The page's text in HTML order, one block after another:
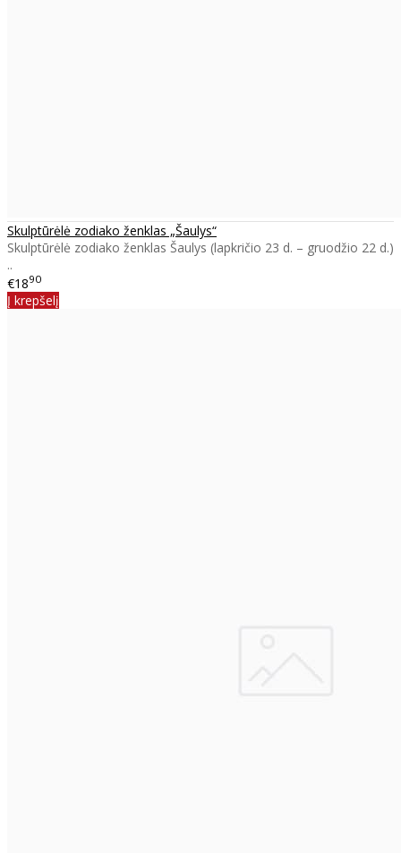
Skulptūrėlė zodiako ženklas „Šaulys“
Skulptūrėlė zodiako ženklas Šaulys (lapkričio 23 d. – gruodžio 22 d.)
..
€1890
Į krepšelį